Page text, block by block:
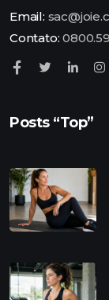
Email:
Contato:
Posts “Top”